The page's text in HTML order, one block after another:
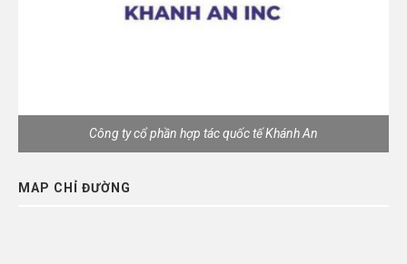
Công ty cổ phần hợp tác quốc tế Khánh An
MAP CHỈ ĐƯỜNG